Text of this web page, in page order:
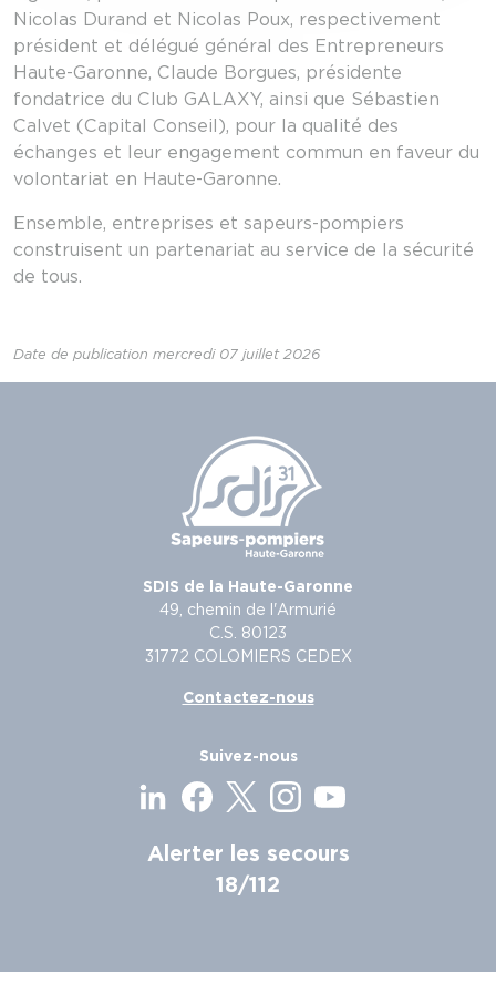
Nicolas Durand et Nicolas Poux, respectivement
président et délégué général des Entrepreneurs
Haute-Garonne, Claude Borgues, présidente
fondatrice du Club GALAXY, ainsi que Sébastien
Calvet (Capital Conseil), pour la qualité des
échanges et leur engagement commun en faveur du
volontariat en Haute-Garonne.
Ensemble, entreprises et sapeurs-pompiers
construisent un partenariat au service de la sécurité
de tous.
Date de publication mercredi 07 juillet 2026
SDIS de la Haute-Garonne
49, chemin de l'Armurié
C.S. 80123
31772 COLOMIERS CEDEX
Contactez-nous
Suivez-nous
Alerter les secours
18/112